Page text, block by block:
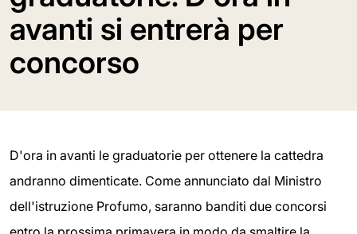
avanti si entrerà per
concorso
D'ora in avanti le graduatorie per ottenere la cattedra
andranno dimenticate. Come annunciato dal Ministro
dell'istruzione Profumo, saranno banditi due concorsi